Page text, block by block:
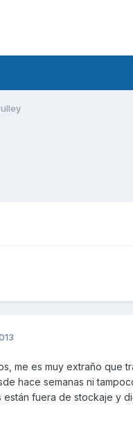
me es muy extraño que
hace semanas ni
fuera de stockaje y